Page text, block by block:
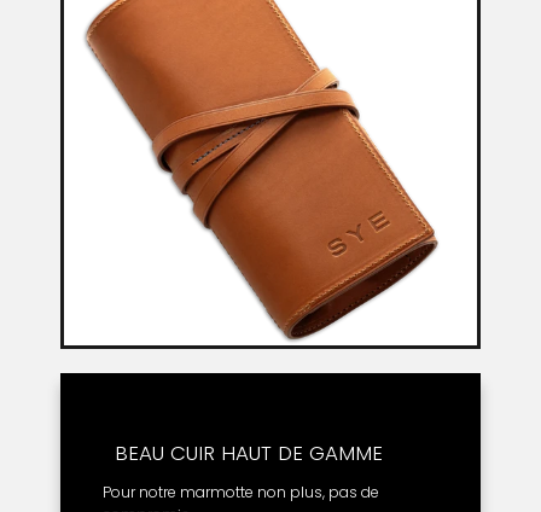
BEAU CUIR HAUT DE GAMME
Pour notre marmotte non plus, pas de